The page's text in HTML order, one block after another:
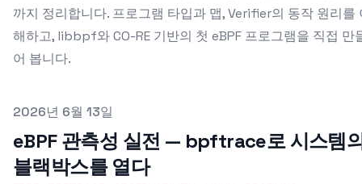
까지 정리합니다. 프로그램 타입과 맵, Verifier의 동작 원리를
해하고, libbpf와 CO-RE 기반의 첫 eBPF 프로그램을 직접 만
어 봅니다.
Published on
2026년 6월 13일
eBPF 관측성 실전 — bpftrace로 시스템
블랙박스를 열다